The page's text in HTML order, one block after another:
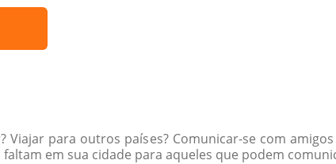
para outros países? Comunicar-se com
em sua cidade para aqueles que podem